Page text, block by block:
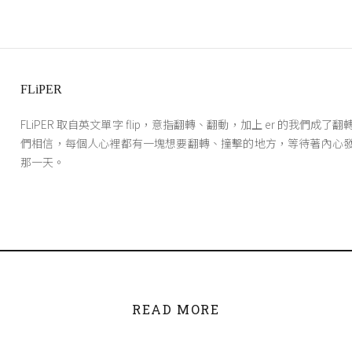
FLiPER
FLiPER 取自英文單字 flip，意指翻轉、翻動，加上 er 的我們成了翻
們相信，每個人心裡都有一塊想要翻轉、撞擊的地方，等待著內心
那一天。
READ MORE